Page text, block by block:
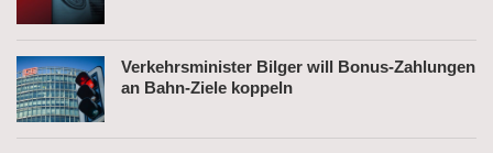
Verkehrsminister Bilger will Bonus-Zahlungen
an Bahn-Ziele koppeln